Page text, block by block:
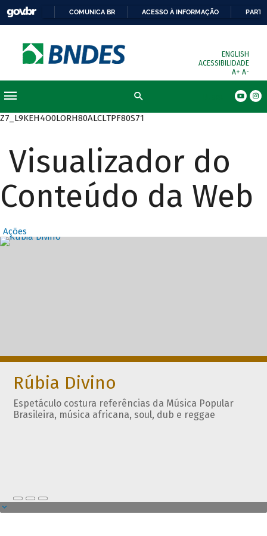
COMUNICA BR ACESSO À INFORMAÇÃO
ENGLISH
ACESSIBILIDADE
A+ A-
Z7_L9KEH4O0LORH80ALCLTPF80S71
Visualizador do
Conteúdo da Web
Ações
Destaques
Rúbia Divino
Espetáculo costura referências da Música Popular
Brasileira, música africana, soul, dub e reggae